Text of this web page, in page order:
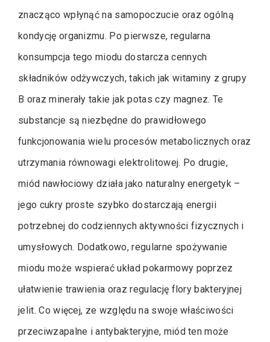
znacząco wpłynąć na samopoczucie oraz ogólną
kondycję organizmu. Po pierwsze, regularna
konsumpcja tego miodu dostarcza cennych
składników odżywczych, takich jak witaminy z grupy
B oraz minerały takie jak potas czy magnez. Te
substancje są niezbędne do prawidłowego
funkcjonowania wielu procesów metabolicznych oraz
utrzymania równowagi elektrolitowej. Po drugie,
miód nawłociowy działa jako naturalny energetyk –
jego cukry proste szybko dostarczają energii
potrzebnej do codziennych aktywności fizycznych i
umysłowych. Dodatkowo, regularne spożywanie
miodu może wspierać układ pokarmowy poprzez
ułatwienie trawienia oraz regulację flory bakteryjnej
jelit. Co więcej, ze względu na swoje właściwości
przeciwzapalne i antybakteryjne, miód ten może